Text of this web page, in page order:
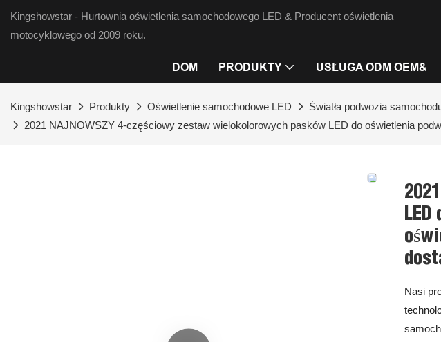
Kingshowstar - Hurtownia oświetlenia samochodowego LED & Producent oświetlenia
motocyklowego od 2009 roku.
DOM PRODUKTY USŁUGA ODM OEM&
Kingshowstar Produkty Oświetlenie samochodowe LED
Światła podwozia
2021 NAJNOWSZY 4-częściowy zestaw wielokolorowych pasków LED do oświetlenia
Nasi